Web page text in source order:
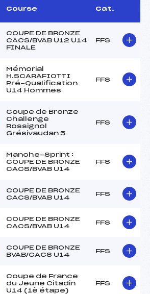
Course Cat.
COUPE DE BRONZE
CACS/BVAB U12 U14
FINALE
FFS
Mémorial
H.SCARAFIOTTI
Pré-Qualification
U14 Hommes
FFS
Coupe de Bronze
Challenge
Rossignol
Grésivaudan 5
FFS
Manche-Sprint :
COUPE DE BRONZE
CACS/BVAB U14
FFS
COUPE DE BRONZE
CACS/BVAB U14
FFS
COUPE DE BRONZE
CACS/BVAB U14
FFS
COUPE DE BRONZE
BVAB/CACS U14
FFS
Coupe de France
du Jeune Citadin
U14 (1è étape)
FFS